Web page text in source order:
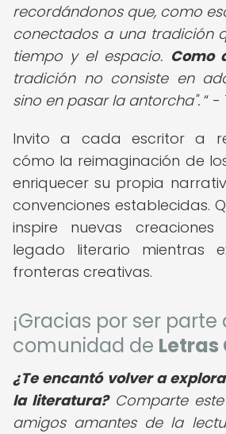
recordándonos que, como
conectados a una tradición
tiempo y el espacio. Como
tradición no consiste en
sino en pasar la antorcha".
-
Invito a cada escritor a
cómo la reimaginación de
enriquecer su propia
convenciones establecidas.
inspire nuevas
legado literario mientras
fronteras creativas.
¡Gracias por ser parte
comunidad de Letras
¿Te encantó volver a
la literatura?Comparte
amigos amantes de la